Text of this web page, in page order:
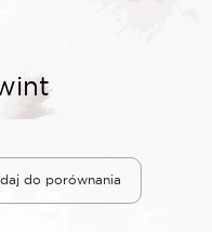
do porównania